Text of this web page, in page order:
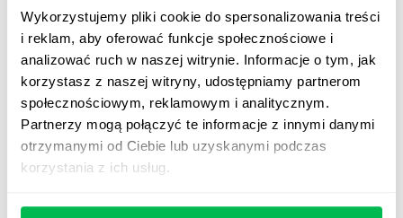
Wykorzystujemy pliki cookie do spersonalizowania treści
i reklam, aby oferować funkcje społecznościowe i
analizować ruch w naszej witrynie. Informacje o tym, jak
korzystasz z naszej witryny, udostępniamy partnerom
społecznościowym, reklamowym i analitycznym.
Partnerzy mogą połączyć te informacje z innymi danymi
otrzymanymi od Ciebie lub uzyskanymi podczas
korzystania z ich usług.
głęboką wodę! Nieważne jak długo pracują już w
firmie, nowa rola i obowiązki wymagają pewnego
onboardingu. Przeciążenie może obniżyć jakość ich
pracy, a to z kolei może wpłynąć na ogólną reputację
firmy i satysfakcję klientów.
Freelancerzy i kontraktorzy nie mają wystarczającej
wiedzy o firmie, co może wpłynąć na jakość pracy.